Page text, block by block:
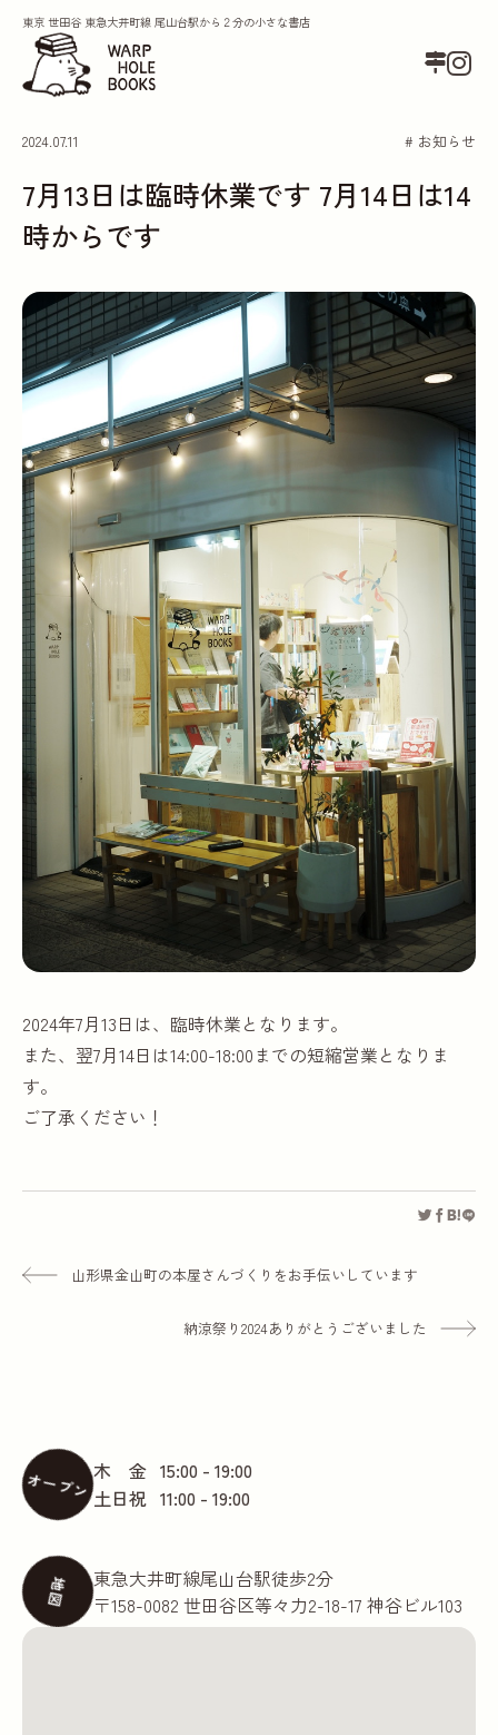
東京 世田谷 東急大井町線 尾山台駅から２分の小さな書店
2024.07.11 # お知らせ
7月13日は臨時休業です 7月14日は14
時からです
2024年7月13日は、臨時休業となります。
また、翌7月14日は14:00-18:00までの短縮営業となりま
す。
ご了承ください！
山形県金山町の本屋さんづくりをお手伝いしています
納涼祭り2024ありがとうございました
オープン木 金 15:00 - 19:00
土日祝 11:00 - 19:00
地図
東急大井町線尾山台駅徒歩2分
〒158-0082 世田谷区等々力2-18-17 神谷ビル103